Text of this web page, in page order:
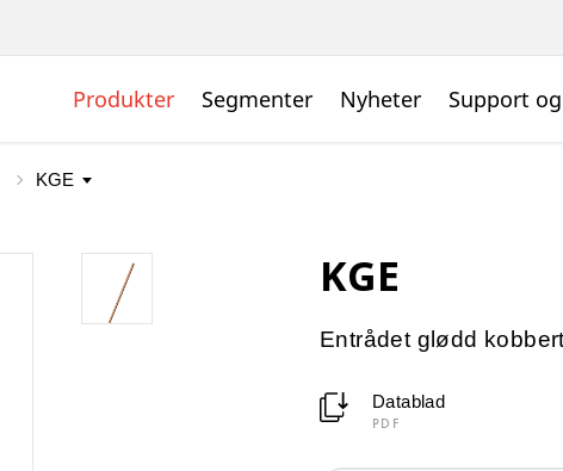
Produkter Segmenter Nyheter Support
KGE
Entrådet glødd
Datablad
PDF